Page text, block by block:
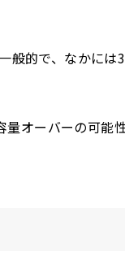
般的で、なかには
量オーバーの可能